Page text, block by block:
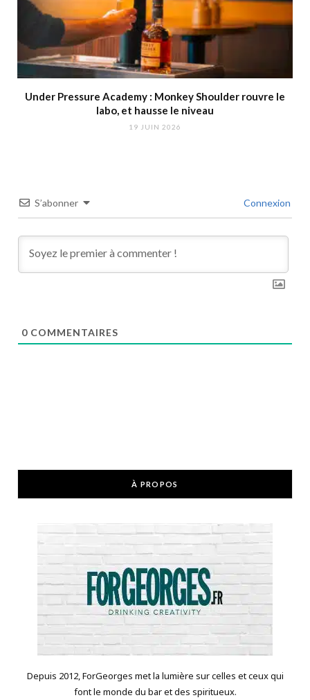
Under Pressure Academy : Monkey Shoulder rouvre le
labo, et hausse le niveau
19 JUIN 2026
S’abonner Connexion
0 COMMENTAIRES
À PROPOS
Depuis 2012, ForGeorges met la lumière sur celles et ceux qui
font le monde du bar et des spiritueux.